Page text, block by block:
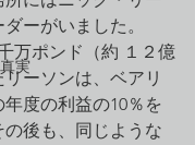
実
ーがいました。
万ポンド（約 １２億
ーソンは、ベアリ
度の利益の10％を
後も、同じような